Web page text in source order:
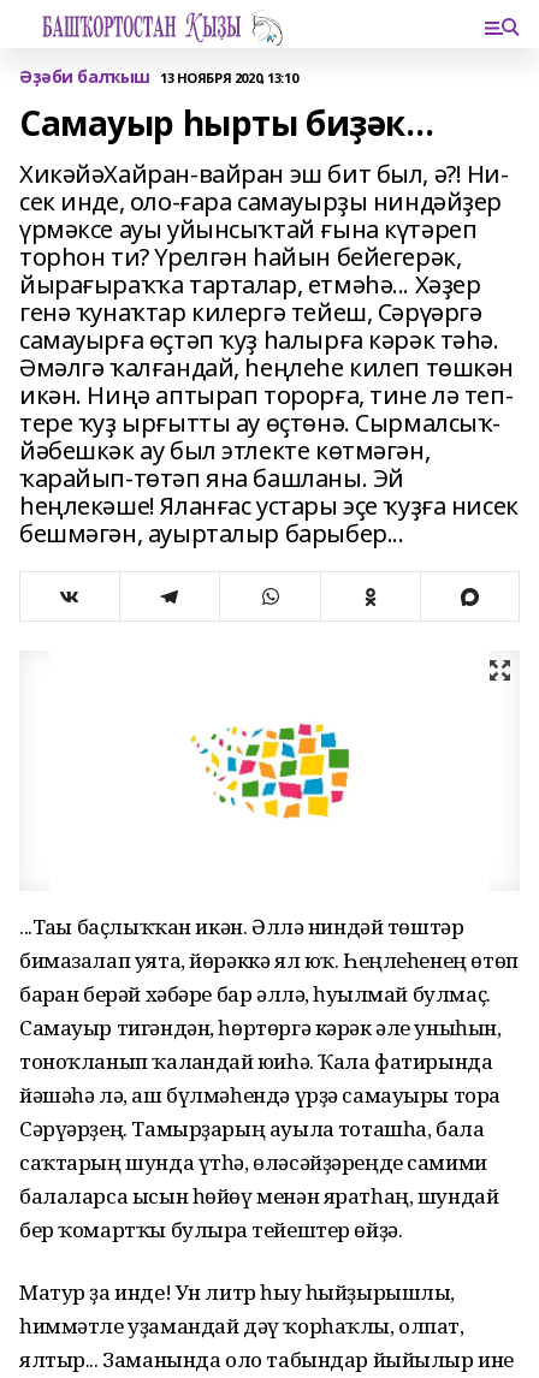
Әҙәби балҡыш 13 НОЯБРЯ 2020, 13:10
Самауыр һырты биҙәк…
ХикәйәХайран-вайран эш бит был, ә?! Ни­
сек инде, оло-ғара самауырҙы ниндәй­ҙер
үрмәксе ауы уйынсыҡтай ғына күтәреп
торһон ти? Үрелгән һайын бейегерәк,
йырағыраҡҡа тарталар, ет­мәһә... Хәҙер
генә ҡунаҡтар килергә тейеш, Сәрүәргә
самауырға өҫтәп ҡуҙ һалырға кәрәк тәһә.
Әмәлгә ҡалғандай, һеңлеһе килеп төшкән
икән. Ниңә аптырап торорға, тине лә теп-
тере ҡуҙ ырғытты ау өҫтөнә. Сырмалсыҡ-
йә­бешкәк ау был этлекте көтмәгән,
ҡарайып-төтәп яна башланы. Эй
һеңлекәше! Яланғас устары эҫе ҡуҙға нисек
бешмәгән, ауырталыр барыбер...
...Тағы баҫлыҡҡан икән. Әллә нин­дәй төштәр
бимазалап уята, йөрәккә ял юҡ. Һеңлеһенең өтөп
барған берәй хәбәре бар әллә, һуғылмай булмаҫ.
Самауыр тигәндән, һөртөргә кәрәк әле уныһын,
тоноҡланып ҡалғандай юғи­һә. Ҡала фатирында
йәшәһә лә, аш бүлмәһендә үрҙә самауыры тора
Сәрүәрҙең. Тамырҙарың ауылға тоташ­һа, бала
саҡтарың шунда үтһә, өләсәй­ҙәреңде самими
балаларса ысын һөйөү менән яратһаң, шундай
бер ҡомартҡы булырға тейештер өйҙә.
Матур ҙа инде! Ун литр һыу һыйҙы­рышлы,
һиммәтле уҙамандай дәү ҡор­һаҡлы, олпат,
ялтыр... Заманында оло табындар йыйылыр ине